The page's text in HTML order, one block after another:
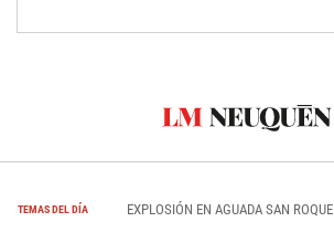
TEMAS DEL DÍA EXPLOSIÓN EN AGUADA SAN ROQUE